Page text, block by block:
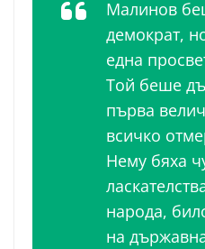
Малинов
демократ,
една
Той беше
първа
всичко
Нему бяха
народа,
на